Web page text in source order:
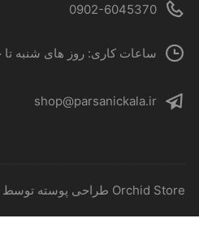
0902-6045370
ساعات کاری: روز های شنبه تا چهار
shop@parsanickala.ir
‫Orchid Store طراحی پوسته توسط